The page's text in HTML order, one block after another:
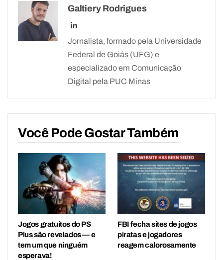
Galtiery Rodrigues
Jornalista, formado pela Universidade
Federal de Goiás (UFG) e
especializado em Comunicação
Digital pela PUC Minas
Você Pode Gostar Também
Jogos gratuitos do PS
Plus são revelados — e
tem um que ninguém
esperava!
FBI fecha sites de jogos
piratas e jogadores
reagem calorosamente